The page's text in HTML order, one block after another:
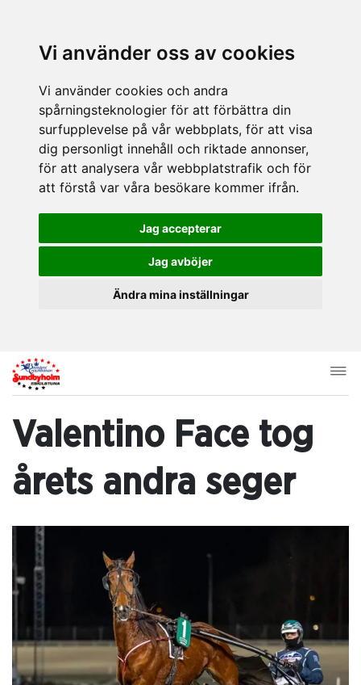
Vi använder oss av cookies
Vi använder cookies och andra
spårningsteknologier för att förbättra din
surfupplevelse på vår webbplats, för att visa
dig personligt innehåll och riktade annonser,
för att analysera vår webbplatstrafik och för
att förstå var våra besökare kommer ifrån.
Jag accepterar
Jag avböjer
Ändra mina inställningar
Valentino Face tog
årets andra seger